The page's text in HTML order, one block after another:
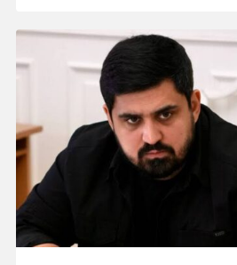
15:09, 31.07.2026